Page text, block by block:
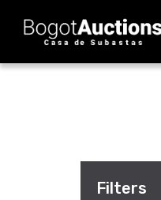
Filters